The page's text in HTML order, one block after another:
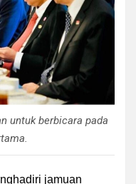
untuk berbicara pada
jamuan